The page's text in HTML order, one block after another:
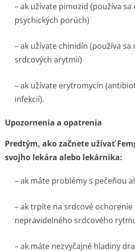
– ak užívate pimozid (používa sa
psychických porúch)
– ak užívate chinidín (používa sa
srdcových arytmií)
– ak užívate erytromycín
infekcií).
Upozornenia a opatrenia
Predtým, ako začnete užívať
svojho lekára alebo lekárnika:
– ak máte problémy s pečeňou
– ak trpíte na srdcové
nepravidelného srdcového
– ak máte nezvyčajné hladiny